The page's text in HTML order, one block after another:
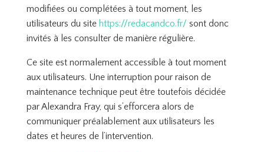
modifiées ou complétées à tout moment, les
utilisateurs du site https://redacandco.fr/ sont donc
invités à les consulter de manière régulière.
Ce site est normalement accessible à tout moment
aux utilisateurs. Une interruption pour raison de
maintenance technique peut être toutefois décidée
par Alexandra Fray, qui s’efforcera alors de
communiquer préalablement aux utilisateurs les
dates et heures de l’intervention.